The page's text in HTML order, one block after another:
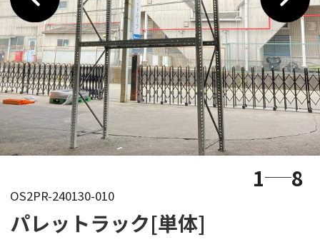
1 8
OS2PR-240130-010
パレットラック[単体]